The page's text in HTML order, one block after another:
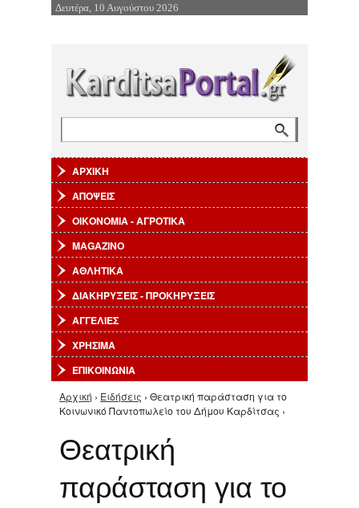
Επιστροφή στην Πλοήγηση
Δευτέρα, 10 Αυγούστου 2026
ΑΡΧΙΚΗ
ΑΠΟΨΕΙΣ
ΟΙΚΟΝΟΜΙΑ - ΑΓΡΟΤΙΚΑ
MAGAZINO
ΑΘΛΗΤΙΚΑ
ΔΙΑΚΗΡΥΞΕΙΣ - ΠΡΟΚΗΡΥΞΕΙΣ
ΑΓΓΕΛΙΕΣ
ΧΡΗΣΙΜΑ
ΕΠΙΚΟΙΝΩΝΙΑ
Είστε εδώ
Αρχική › Ειδήσεις › Θεατρική παράσταση για το
Κοινωνικό Παντοπωλείο του Δήμου Καρδίτσας ›
Θεατρική
παράσταση για το